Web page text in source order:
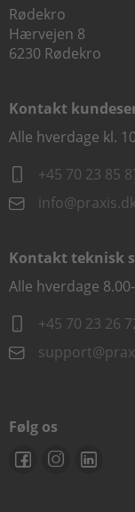
Rødekro
Hærvejen 8
6230 Rødekro
Kontakt
Alle hverdage kl.
+45 70 23 85
Kontakt teknisk
Alle hverdage
+45 70 23 26
Følg os